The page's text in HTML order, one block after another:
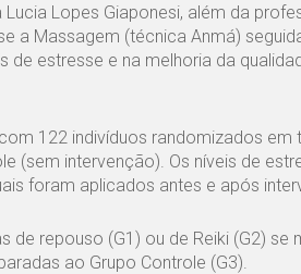
Lucia Lopes Giaponesi, além da
a Massagem (técnica Anmá)
de estresse e na melhoria da
122 indivíduos randomizados em
(sem intervenção). Os níveis de
foram aplicados antes e após
repouso (G1) ou de Reiki (G2)
ao Grupo Controle (G3).